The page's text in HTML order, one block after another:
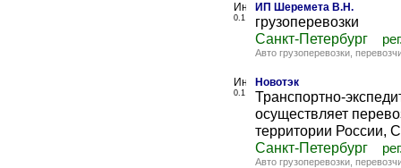
0.1
ИП Шеремета В.Н.
грузоперевозки
Санкт-Петербург
Авто грузоперевозки,
0.1
Новотэк
Транспортно-
осуществляет
территории
Санкт-Петербург
Авто грузоперевозки,